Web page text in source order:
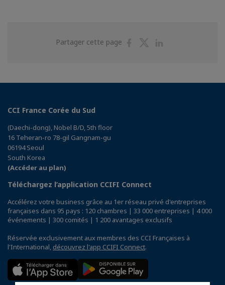
Partager cette page
PartagerPartager
CCI France Corée du Sud
(Daechi-dong), Nobel B/D, 5th floor
16 Teheran-ro 78-gil Gangnam-gu
06194 Seoul
South Korea
(Accéder au plan)
Téléchargez l’application CCIFI Connect
Accélérez votre business grâce au 1er réseau privé d'entreprises
françaises dans 95 pays : 120 chambres | 33 000 entreprises | 4 000
événements | 300 comités | 1 200 avantages exclusifs
Réservée exclusivement aux membres des CCI Françaises à
l'International, découvrez l'app CCIFI Connect.